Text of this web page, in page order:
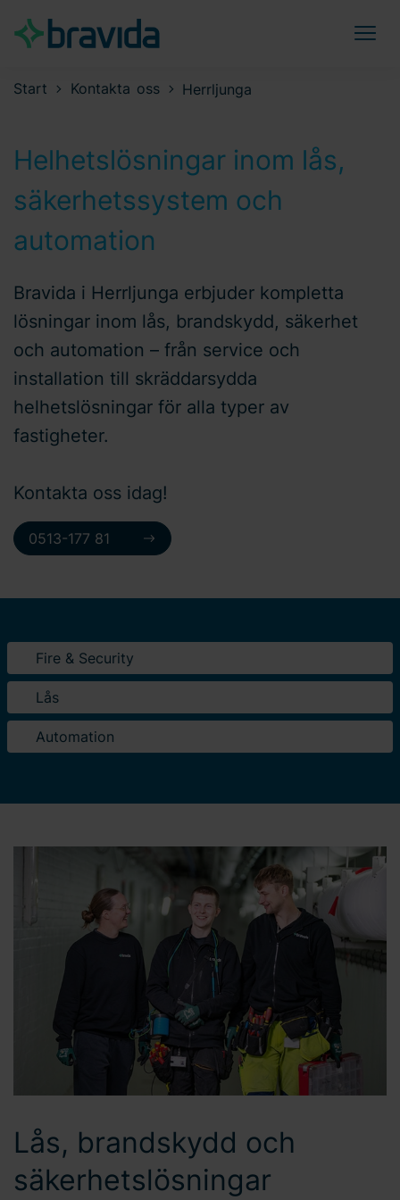
Start Kontakta oss Herrljunga
Helhetslösningar inom lås,
säkerhetssystem och
automation
Bravida i Herrljunga erbjuder kompletta
lösningar inom lås, brandskydd, säkerhet
och automation – från service och
installation till skräddarsydda
helhetslösningar för alla typer av
fastigheter.
Kontakta oss idag!
0513-177 81
Fire & Security
Lås
Automation
Lås, brandskydd och
säkerhetslösningar